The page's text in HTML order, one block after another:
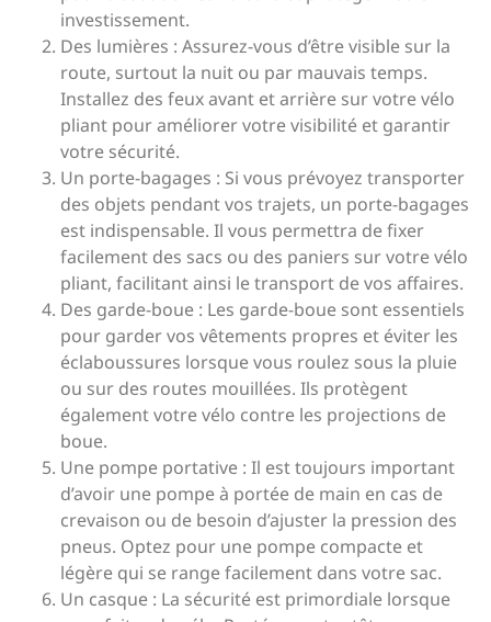
investissement.
Des lumières : Assurez-vous d’être visible sur la
route, surtout la nuit ou par mauvais temps.
Installez des feux avant et arrière sur votre vélo
pliant pour améliorer votre visibilité et garantir
votre sécurité.
Un porte-bagages : Si vous prévoyez transporter
des objets pendant vos trajets, un porte-bagages
est indispensable. Il vous permettra de fixer
facilement des sacs ou des paniers sur votre vélo
pliant, facilitant ainsi le transport de vos affaires.
Des garde-boue : Les garde-boue sont essentiels
pour garder vos vêtements propres et éviter les
éclaboussures lorsque vous roulez sous la pluie
ou sur des routes mouillées. Ils protègent
également votre vélo contre les projections de
boue.
Une pompe portative : Il est toujours important
d’avoir une pompe à portée de main en cas de
crevaison ou de besoin d’ajuster la pression des
pneus. Optez pour une pompe compacte et
légère qui se range facilement dans votre sac.
Un casque : La sécurité est primordiale lorsque